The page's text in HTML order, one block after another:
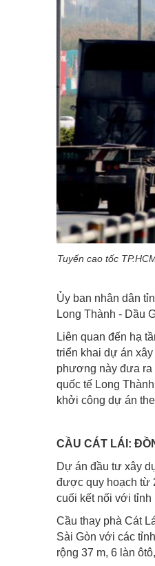
Tuyến cao tốc
Ủy ban nhân dân
Long Thành - Dầu
Liên quan đến hạ
triển khai dự án
phương này đưa ra
quốc tế Long
khởi công dự án
CẦU CÁT LÁI:
Dự án đầu tư xây
được quy hoạch từ
cuối kết nối với tỉnh
Cầu thay phà Cát
Sài Gòn với các
rộng 37 m, 6 làn